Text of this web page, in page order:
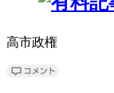
高市政権